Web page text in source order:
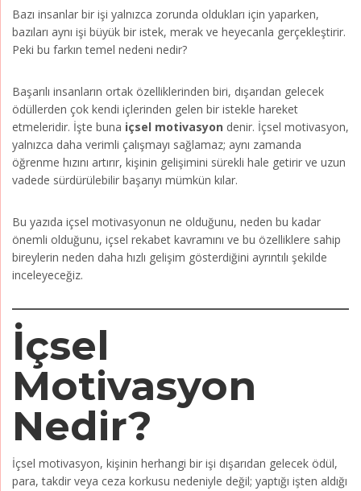
Bazı insanlar bir işi yalnızca zorunda oldukları için yaparken,
bazıları aynı işi büyük bir istek, merak ve heyecanla gerçekleştirir.
Peki bu farkın temel nedeni nedir?
Başarılı insanların ortak özelliklerinden biri, dışarıdan gelecek
ödüllerden çok kendi içlerinden gelen bir istekle hareket
etmeleridir. İşte buna içsel motivasyon denir. İçsel motivasyon,
yalnızca daha verimli çalışmayı sağlamaz; aynı zamanda
öğrenme hızını artırır, kişinin gelişimini sürekli hale getirir ve uzun
vadede sürdürülebilir başarıyı mümkün kılar.
Bu yazıda içsel motivasyonun ne olduğunu, neden bu kadar
önemli olduğunu, içsel rekabet kavramını ve bu özelliklere sahip
bireylerin neden daha hızlı gelişim gösterdiğini ayrıntılı şekilde
inceleyeceğiz.
İçsel
Motivasyon
Nedir?
İçsel motivasyon, kişinin herhangi bir işi dışarıdan gelecek ödül,
para, takdir veya ceza korkusu nedeniyle değil; yaptığı işten aldığı